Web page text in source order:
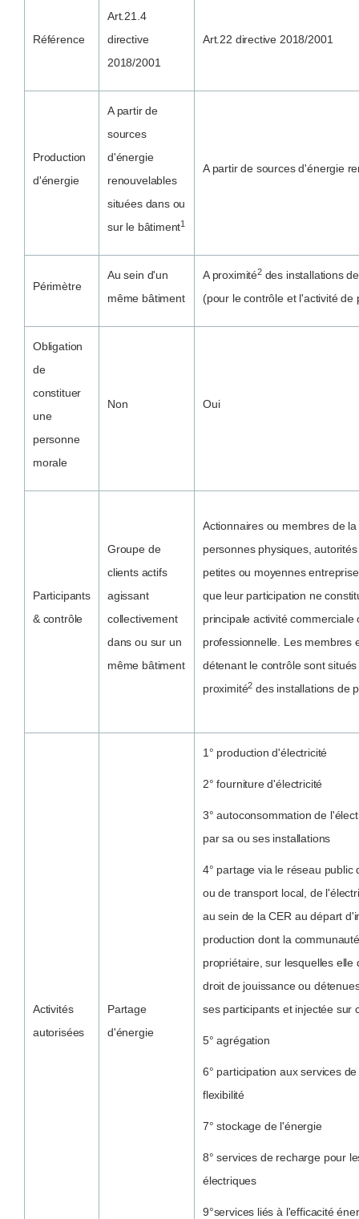
Référence
Art.21.4
directive
2018/2001
Art.22 directive 2018/2001
Production
d'énergie
A partir de
sources
d'énergie
renouvelables
situées dans ou
sur le bâtiment1
A partir de sources d'énergie
Périmètre
Au sein d'un
même bâtiment
A proximité2des installations
(pour le contrôle et l'activité de
Obligation
de
constituer
une
personne
morale
Non Oui
Participants
& contrôle
Groupe de
clients actifs
agissant
collectivement
dans ou sur un
même bâtiment
Actionnaires ou membres de la
personnes physiques,
petites ou moyennes
que leur participation ne
principale activité commerciale
professionnelle. Les membres
détenant le contrôle sont situés
proximité2 des installations de
Activités
autorisées
Partage
d'énergie
1° production d'électricité
2° fourniture d'électricité
3° autoconsommation de
par sa ou ses installations
4° partage via le réseau public
ou de transport local, de
au sein de la CER au départ
production dont la
propriétaire, sur lesquelles elle
droit de jouissance ou
ses participants et injectée sur
5° agrégation
6° participation aux services
flexibilité
7° stockage de l'énergie
8° services de recharge pour
électriques
9°services liés à l'efficacité